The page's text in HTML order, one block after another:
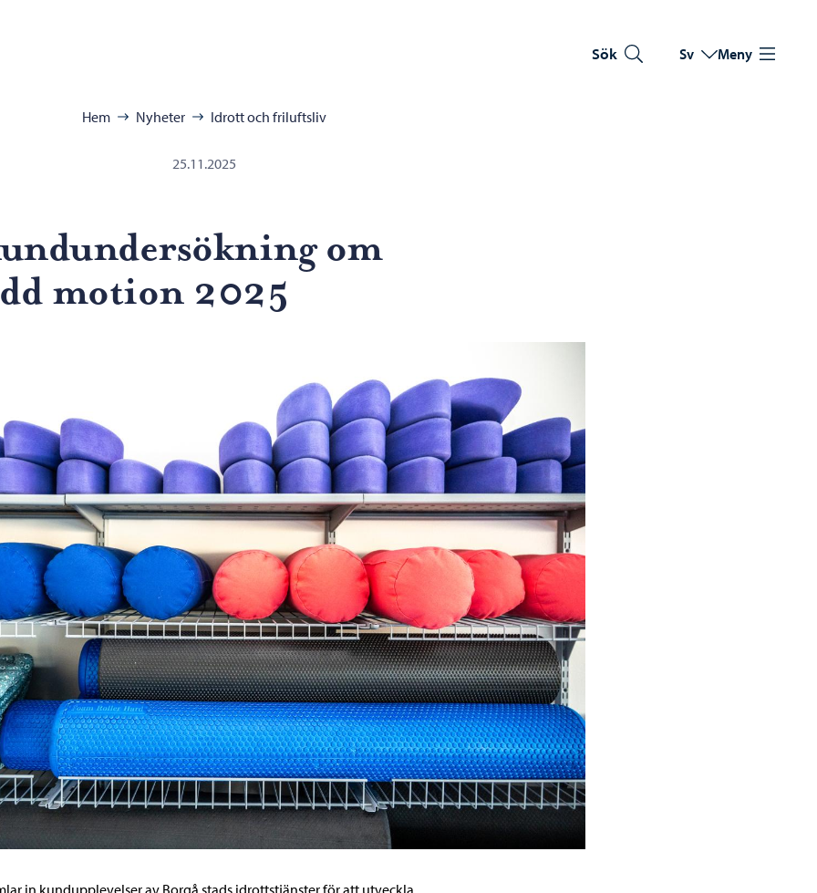
Sök Byt språk
Nuvarande språk:
Sv Meny
Hem Nyheter Idrott och friluftsliv
25.11.2025
om
motion 2025
in kundupplevelser av Borgå stads idrottstjänster för att utveckla